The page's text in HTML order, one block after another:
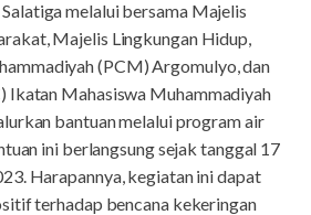
melalui bersama Majelis
Majelis Lingkungan Hidup,
(PCM) Argomulyo, dan
Ikatan Mahasiswa Muhammadiyah
bantuan melalui program air
ini berlangsung sejak tanggal 17
Harapannya, kegiatan ini dapat
terhadap bencana kekeringan